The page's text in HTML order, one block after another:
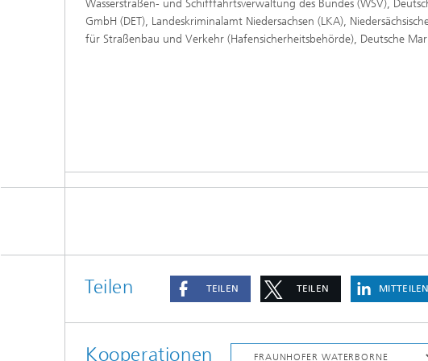
Wasserstraßen- und Schifffahrtsverwaltung des Bundes (WSV),
GmbH (DET), Landeskriminalamt Niedersachsen (LKA),
für Straßenbau und Verkehr (Hafensicherheitsbehörde), Deutsche
Teilen TEILEN TEILEN MITTEILEN
Kooperationen